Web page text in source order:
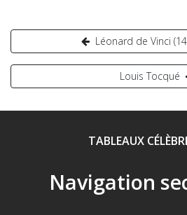
Navigation
de
l’article
Léonard de Vinci
Louis Tocqué
TABLEAUX
Navigation